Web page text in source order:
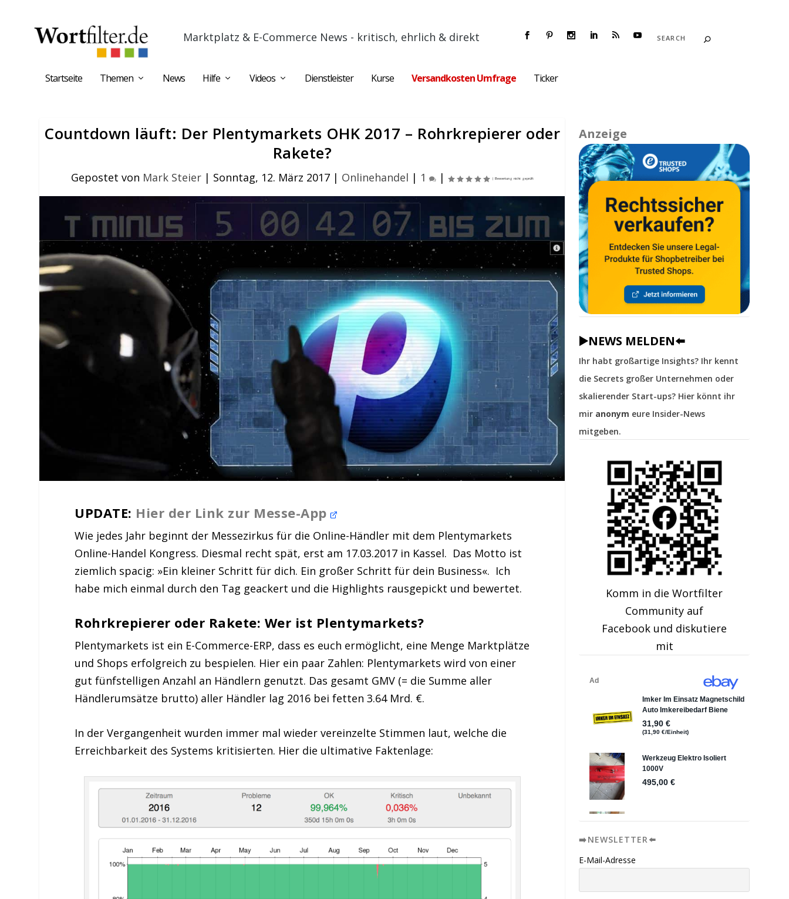
Marktplatz & E-Commerce News - kritisch, ehrlich & direkt
Startseite Themen News Hilfe Videos Dienstleister Kurse Versandkosten Umfrage Ticker
Countdown läuft: Der Plentymarkets OHK 2017 – Rohrkrepierer oder
Rakete?
Gepostet von Mark Steier| Sonntag, 12. März 2017| Onlinehandel | 1 |
UPDATE: Hier der Link zur Messe-App
Wie jedes Jahr beginnt der Messezirkus für die Online-Händler mit dem Plentymarkets
Online-Handel Kongress. Diesmal recht spät, erst am 17.03.2017 in Kassel. Das Motto ist
ziemlich spacig: »Ein kleiner Schritt für dich. Ein großer Schritt für dein Business«. Ich
habe mich einmal durch den Tag geackert und die Highlights rausgepickt und bewertet.
Rohrkrepierer oder Rakete: Wer ist Plentymarkets?
Plentymarkets ist ein E-Commerce-ERP, dass es euch ermöglicht, eine Menge Marktplätze
und Shops erfolgreich zu bespielen. Hier ein paar Zahlen: Plentymarkets wird von einer
gut fünfstelligen Anzahl an Händlern genutzt. Das gesamt GMV (= die Summe aller
Händlerumsätze brutto) aller Händler lag 2016 bei fetten 3.64 Mrd. €.
In der Vergangenheit wurden immer mal wieder vereinzelte Stimmen laut, welche die
Erreichbarkeit des Systems kritisierten. Hier die ultimative Faktenlage:
Anzeige
▶️NEWS MELDEN⬅️
Ihr habt großartige Insights? Ihr kennt
die Secrets großer Unternehmen oder
skalierender Start-ups? Hier könnt ihr
mir anonym eure Insider-News
mitgeben.
Komm in die Wortfilter
Community auf
Facebook und diskutiere
mit
➡️NEWSLETTER⬅️
E-Mail-Adresse